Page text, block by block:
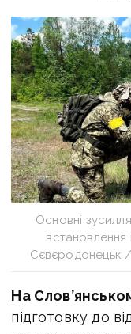
Основні
Сєвєродонецьк
На
підготовку до